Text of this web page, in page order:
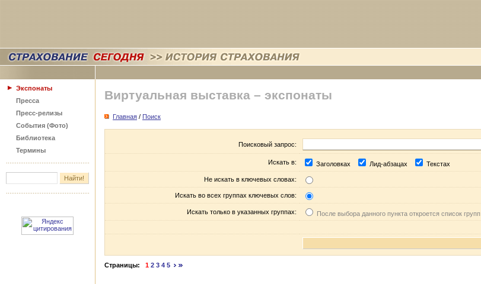
Экспонаты
Пресса
Пресс-релизы
События (Фото)
Библиотека
Термины
Виртуальная выставка – экспонаты
Главная / Поиск
Поисковый запрос:
Искать в: Заголовках Лид-абзацах Текстах
Не искать в ключевых словах:
Искать во всех группах ключевых слов:
Искать только в указанных группах: После выбора данного пункта откроется список групп
Страницы: 1 2 3 4 5